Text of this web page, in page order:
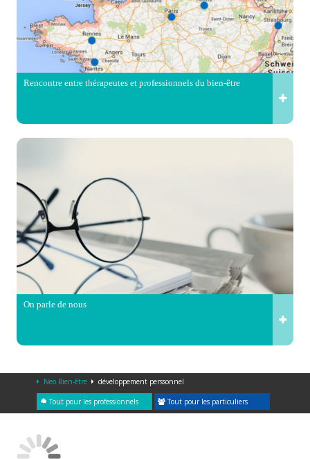
Rencontre entre thérapeutes et professionnels du bien-être
On parle de nous
Neo Bien-être développement perssonnel
Tout pour les professionnels Tout pour les particuliers